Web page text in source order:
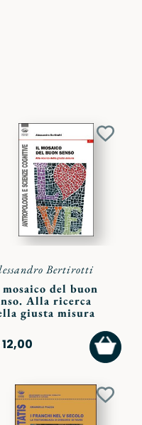
Bertirotti
del buon
Alla ricerca
giusta misura
AL